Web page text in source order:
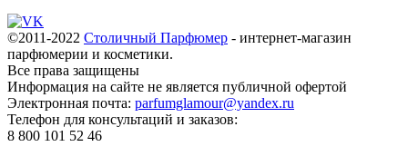
©2011-2022 Столичный Парфюмер - интернет-магазин
парфюмерии и косметики.
Все права защищены
Информация на сайте не является публичной офертой
Электронная почта: parfumglamour@yandex.ru
Телефон для консультаций и заказов:
8 800 101 52 46